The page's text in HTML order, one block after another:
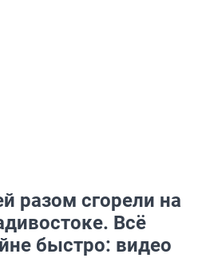
разом сгорели на
Всё
быстро: видео